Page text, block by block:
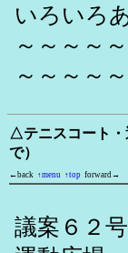
いろいろ
～～～～
～～～～
△テニスコート・
で）
←back ↑menu ↑top forward→
議案６２